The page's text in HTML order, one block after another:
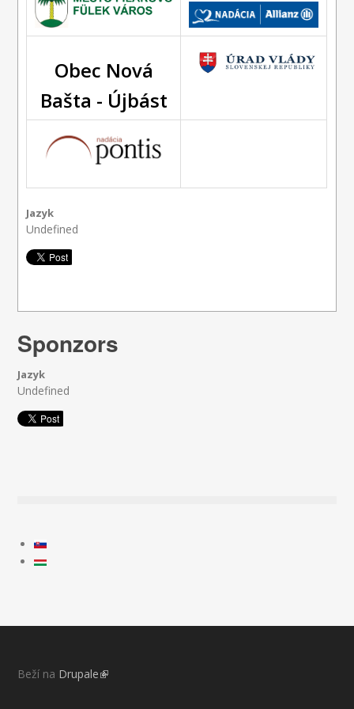
Obec Nová
Bašta - Újbást
Jazyk
Undefined
Sponzors
Jazyk
Undefined
Beží na Drupale(link is external)